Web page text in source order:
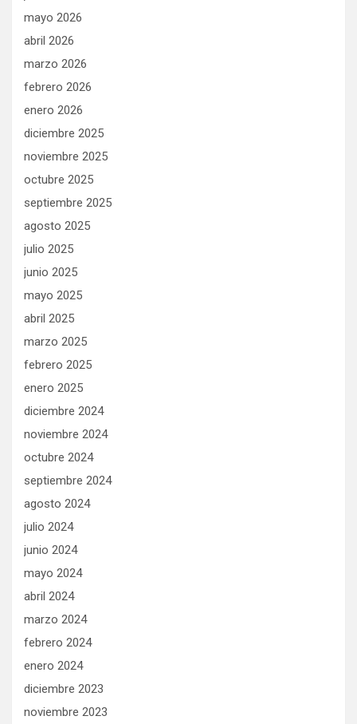
mayo 2026
abril 2026
marzo 2026
febrero 2026
enero 2026
diciembre 2025
noviembre 2025
octubre 2025
septiembre 2025
agosto 2025
julio 2025
junio 2025
mayo 2025
abril 2025
marzo 2025
febrero 2025
enero 2025
diciembre 2024
noviembre 2024
octubre 2024
septiembre 2024
agosto 2024
julio 2024
junio 2024
mayo 2024
abril 2024
marzo 2024
febrero 2024
enero 2024
diciembre 2023
noviembre 2023